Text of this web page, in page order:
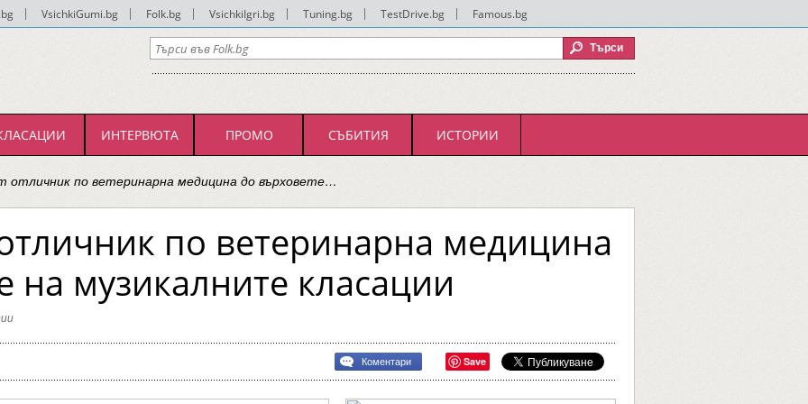
VsichkiGumi.bg Folk.bg VsichkiIgri.bg Tuning.bg TestDrive.bg Famous.bg
ИНТЕРВЮТА ПРОМО СЪБИТИЯ ИСТОРИИ
отличник по ветеринарна медицина до върховете…
по ветеринарна медицина
на музикалните класации
Коментари Save